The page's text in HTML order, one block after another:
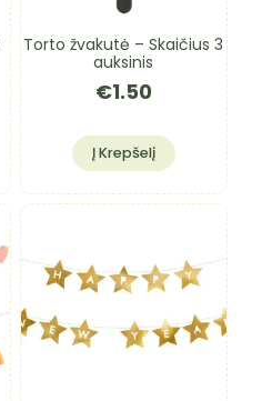
Torto žvakutė – Skaičius 3
auksinis
€1.50
Į Krepšelį